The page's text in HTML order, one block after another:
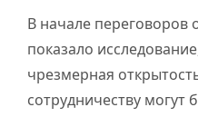
В начале переговоров
показало
чрезмерная
сотрудничеству могут